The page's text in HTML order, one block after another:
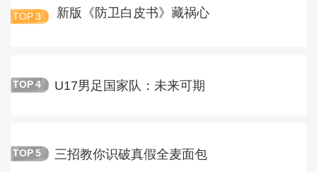
TOP 3 新版《防卫白皮书》藏祸心
TOP 4 U17男足国家队：未来可期
TOP 5 三招教你识破真假全麦面包